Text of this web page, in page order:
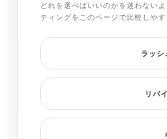
どれを選べばいいのかを迷わない
ティングをこのページで比較しやす
ラッシ
リバ